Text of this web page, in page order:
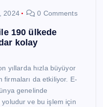
2024 0 Comments
190 ülkede
kolay
yıllarda hızla büyüyor
da etkiliyor. E-
genelinde
yoludur ve bu işlem için